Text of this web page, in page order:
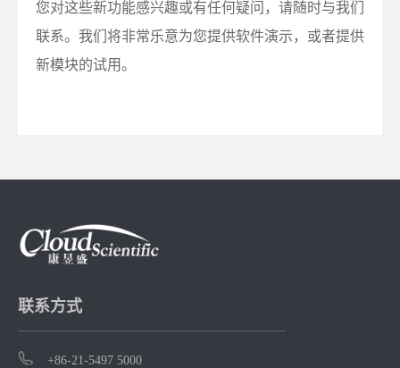
您对这些新功能感兴趣或有任何疑问，请随时与我们
联系。我们将非常乐意为您提供软件演示，或者提供
新模块的试用。
联系方式
+86-21-5497 5000